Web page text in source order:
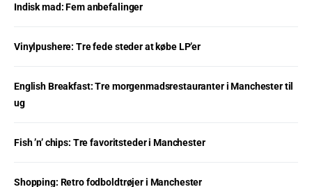
Indisk mad: Fem anbefalinger
Vinylpushere: Tre fede steder at købe LP’er
English Breakfast: Tre morgenmadsrestauranter i Manchester til
ug
Fish ’n’ chips: Tre favoritsteder i Manchester
Shopping: Retro fodboldtrøjer i Manchester